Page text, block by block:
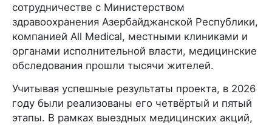
сотрудничестве с Министерством
здравоохранения Азербайджанской Республики,
компанией All Medical, местными клиниками и
органами исполнительной власти, медицинские
обследования прошли тысячи жителей.
Учитывая успешные результаты проекта, в 2026
году были реализованы его четвёртый и пятый
этапы. В рамках выездных медицинских акций,